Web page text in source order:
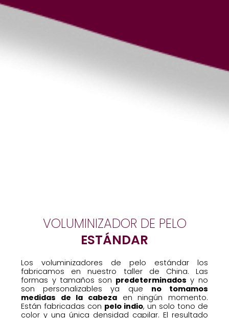
VOLUMINIZADOR DE PELO
ESTÁNDAR
Los voluminizadores de pelo estándar los
fabricamos en nuestro taller de China. Las
formas y tamaños son predeterminados y no
son personalizables ya que no tomamos
medidas de la cabeza en ningún momento.
Están fabricadas con pelo indio, un solo tono de
color y una única densidad capilar. El resultado